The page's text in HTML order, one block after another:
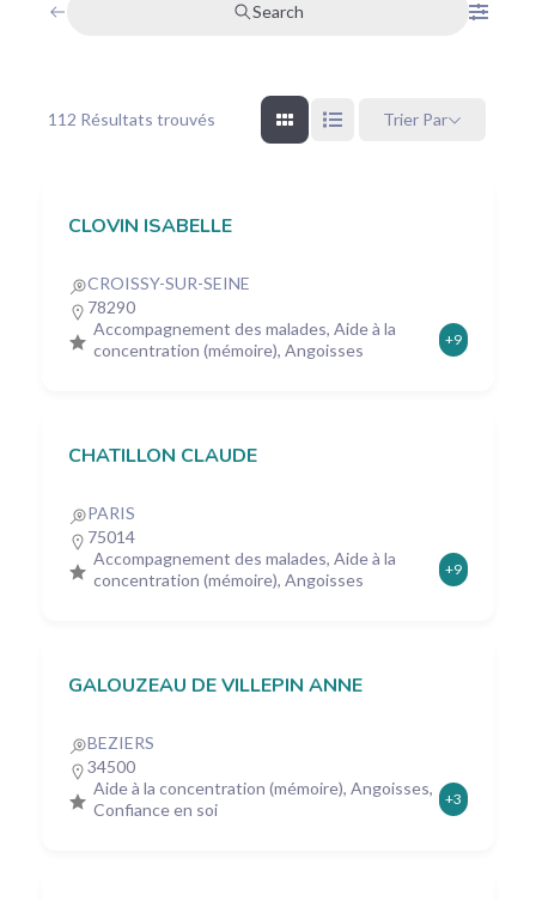
Search
112 Résultats trouvés Trier Par
CLOVIN ISABELLE
CROISSY-SUR-SEINE
78290
Accompagnement des malades, Aide à la
concentration (mémoire), Angoisses
+9
CHATILLON CLAUDE
PARIS
75014
Accompagnement des malades, Aide à la
concentration (mémoire), Angoisses
+9
GALOUZEAU DE VILLEPIN ANNE
BEZIERS
34500
Aide à la concentration (mémoire), Angoisses,
Confiance en soi
+3